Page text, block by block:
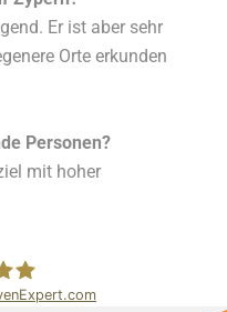
Er ist aber sehr
Orte erkunden
Personen?
mit hoher